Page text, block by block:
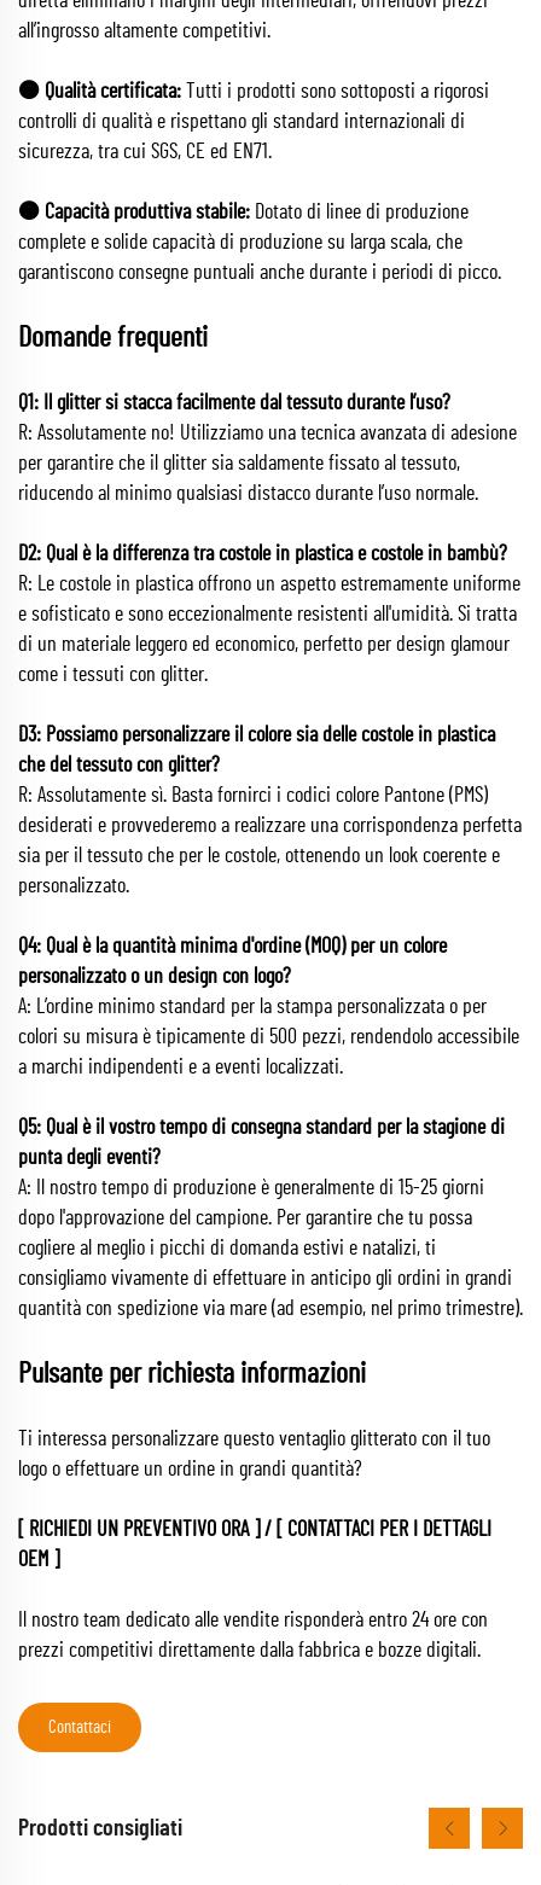
all’ingrosso altamente competitivi.
🟠 Qualità certificata:
Tutti i prodotti sono sottoposti a rigorosi
controlli di qualità e rispettano gli standard internazionali di
sicurezza, tra cui SGS, CE ed EN71.
🟠 Capacità produttiva stabile: Dotato di linee di produzione
complete e solide capacità di produzione su larga scala, che
garantiscono consegne puntuali anche durante i periodi di picco.
Domande frequenti
Q1: Il glitter si stacca facilmente dal tessuto durante l’uso?
R: Assolutamente no! Utilizziamo una tecnica avanzata di adesione
per garantire che il glitter sia saldamente fissato al tessuto,
riducendo al minimo qualsiasi distacco durante l’uso normale.
D2: Qual è la differenza tra costole in plastica e costole in bambù?
R: Le costole in plastica offrono un aspetto estremamente uniforme
e sofisticato e sono eccezionalmente resistenti all'umidità. Si tratta
di un materiale leggero ed economico, perfetto per design glamour
come i tessuti con glitter.
D3: Possiamo personalizzare il colore sia delle costole in plastica
che del tessuto con glitter?
R: Assolutamente sì. Basta fornirci i codici colore Pantone (PMS)
desiderati e provvederemo a realizzare una corrispondenza perfetta
sia per il tessuto che per le costole, ottenendo un look coerente e
personalizzato.
Q4: Qual è la quantità minima d'ordine (MOQ) per un colore
personalizzato o un design con logo?
A: L’ordine minimo standard per la stampa personalizzata o per
colori su misura è tipicamente di 500 pezzi, rendendolo accessibile
a marchi indipendenti e a eventi localizzati.
Q5: Qual è il vostro tempo di consegna standard per la stagione di
punta degli eventi?
A: Il nostro tempo di produzione è generalmente di 15-25 giorni
dopo l'approvazione del campione. Per garantire che tu possa
cogliere al meglio i picchi di domanda estivi e natalizi, ti
consigliamo vivamente di effettuare in anticipo gli ordini in grandi
quantità con spedizione via mare (ad esempio, nel primo trimestre).
Pulsante per richiesta informazioni
Ti interessa personalizzare questo ventaglio glitterato con il tuo
logo o effettuare un ordine in grandi quantità?
[ RICHIEDI UN PREVENTIVO ORA ] / [ CONTATTACI PER I DETTAGLI
OEM ]
Il nostro team dedicato alle vendite risponderà entro 24 ore con
prezzi competitivi direttamente dalla fabbrica e bozze digitali.
Contattaci
Prodotti consigliati